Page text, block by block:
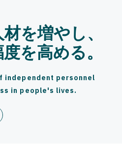
を増やし、
を高める。
を増やし、
を高める。
f indep endent personnel
ss in p eople's lives.